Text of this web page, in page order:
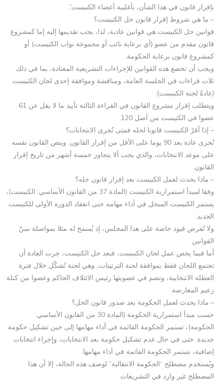
بإقرار قانون في هذا الشأن، بأغلبية أعضاء الكنيست”.
– ما هي شروط إقرار قانون حل الكنيست؟
قوانين حل الكنيست هي قوانين عادية، لذا، يجب تقديمها إليه إما كمشروع
قانون مقدم من عضو (أي برعاية نائب أو مجموعة نواب الكنيست) أو
كمشروع قانون برعاية الحكومة.
ويجب أن تخضع هذه القوانين للإجراءات التشريعية المعتادة، بما في ذلك
ثلاث قراءات في الجلسة العامة، ومناقشة وموافقة إحدى لجان الكنيست
(عادةً لجنة الكنيست).
ويتطلب إقرار مشروع القانون في القراءة الثالثة تأييد ما لا يقل عن 61
عضوا في الكنيست من أصل 120.
– إذا أقرّ الكنيست قانونا لحله فمتى تُجرى الانتخابات؟
تُجرى عادة بعد 90 يوما على الأقل من إقرار القانون. وينص القانون نفسه
على موعد الانتخابات، والذي يجب ألا يتجاوز خمسة أشهر من تاريخ إقرار
القانون.
– ماذا يحدث لعمل الكنيست بعد إقرار قانون حله؟
وفقا لمبدأ استمرارية الكنيست (المادة 37 من القانون الأساسي: الكنيست)،
يستمر الكنيست المنحل في أداء مهامه حتى انعقاد الدورة الأولى للكنيست
الجديد.
ولا تُفرض قيود خاصة على هذا المجلس، إذ يُسمح له مثلا بمواصلة سنّ
القوانين.
أما فيما يخص عمل لجان الكنيست، فبعد حل الكنيست، جرت العادة أن
تجتمع اللجان فقط بموافقة لجنة الترتيبات، وهي لجنة تُشكّل خلال فترة
العطلة الانتخابية، وتضم في عضويتها رئيس الائتلاف الحاكم وعضوا من كتلة
زعيم المعارضة.
– ماذا يحدث لعمل الحكومة بعد صدور قانون الحل؟
حسب مبدأ استمرارية الحكومة (المادة 30 من القانون الأساسي:
الحكومة)، تستمر الحكومة القائمة في أداء مهامها إلى حين تشكيل حكومة
جديدة. حتى في حال عدم تشكيل حكومة بعد الانتخابات، وإجراء انتخابات
إضافية، تستمر الحكومة القائمة في أداء مهامها.
ويُستخدم مصطلح “الحكومة الانتقالية” لوصف هذه الحالة، إلا أن هذا
المصطلح غير وارد في التشريعات.